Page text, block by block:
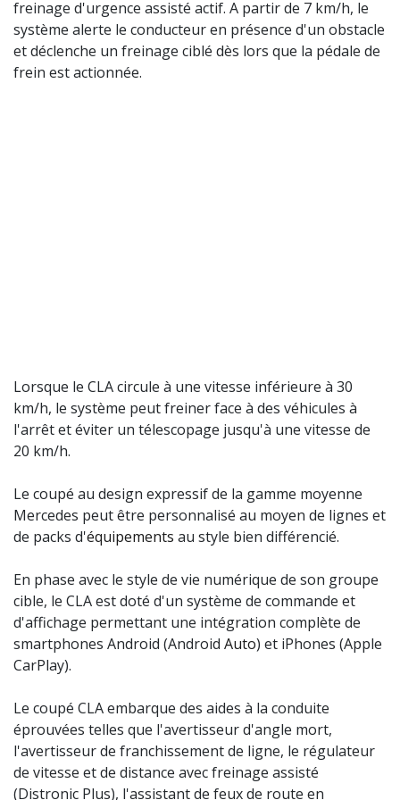
freinage d'urgence assisté actif. A partir de 7 km/h, le
système alerte le conducteur en présence d'un obstacle
et déclenche un freinage ciblé dès lors que la pédale de
frein est actionnée.
Lorsque le CLA circule à une vitesse inférieure à 30
km/h, le système peut freiner face à des véhicules à
l'arrêt et éviter un télescopage jusqu'à une vitesse de
20 km/h.
Le coupé au design expressif de la gamme moyenne
Mercedes peut être personnalisé au moyen de lignes et
de packs d'équipements au style bien différencié.
En phase avec le style de vie numérique de son groupe
cible, le CLA est doté d'un système de commande et
d'affichage permettant une intégration complète de
smartphones Android (Android Auto) et iPhones (Apple
CarPlay).
Le coupé CLA embarque des aides à la conduite
éprouvées telles que l'avertisseur d'angle mort,
l'avertisseur de franchissement de ligne, le régulateur
de vitesse et de distance avec freinage assisté
(Distronic Plus), l'assistant de feux de route en